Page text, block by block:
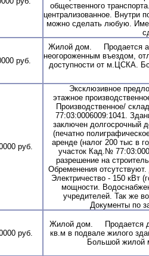
общественного
централизованное. Внутри
можно сделать любую.
руб.
Жилой дом. Продается
неогороженным въездом,
доступности от м.ЦСКА.
руб.
Эксклюзивное
этажное
Производственное/
77:03:0006009:1041.
заключен долгосрочный
(печатно
аренде (налог 200 тыс в
участок Кад.№
разрешение на
Обременения
Электричество - 150 кВт
мощности.
учредителей. Так же
Документы по
руб.
Жилой дом. Продается
кв.м в подвале жилого
Большой жилой